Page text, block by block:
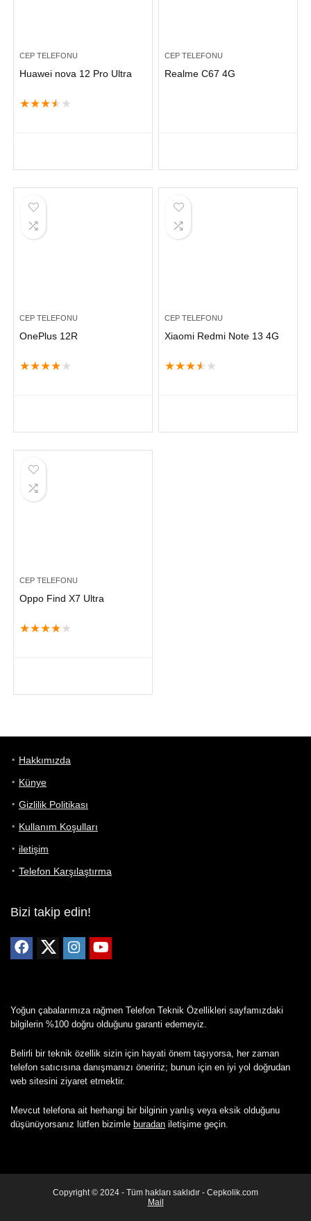
CEP TELEFONU
Huawei nova 12 Pro Ultra
★★★★ ★
CEP TELEFONU
Realme C67 4G
CEP TELEFONU
OnePlus 12R
★★★★ ★
CEP TELEFONU
Xiaomi Redmi Note 13 4G
★★★★ ★
CEP TELEFONU
Oppo Find X7 Ultra
★★★★ ★
Hakkımızda
Künye
Gizlilik Politikası
Kullanım Koşulları
iletişim
Telefon Karşılaştırma
Bizi takip edin!
Yoğun çabalarımıza rağmen Telefon Teknik Özellikleri sayfamızdaki
bilgilerin %100 doğru olduğunu garanti edemeyiz.
Belirli bir teknik özellik sizin için hayati önem taşıyorsa, her zaman
telefon satıcısına danışmanızı öneririz; bunun için en iyi yol doğrudan
web sitesini ziyaret etmektir.
Mevcut telefona ait herhangi bir bilginin yanlış veya eksik olduğunu
düşünüyorsanız lütfen bizimle buradan iletişime geçin.
Copyright © 2024 - Tüm hakları saklıdır - Cepkolik.com
Mail